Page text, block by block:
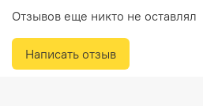
Отзывов еще никто не оставлял
Написать отзыв